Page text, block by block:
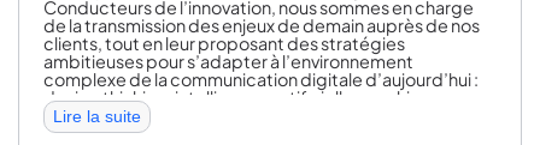
Conducteurs de l’innovation, nous sommes en charge
de la transmission des enjeux de demain auprès de nos
clients, tout en leur proposant des stratégies
ambitieuses pour s’adapter à l’environnement
complexe de la communication digitale d’aujourd’hui :
design thinking, intelligence artificielle, machine
learning, bots, réalité virtuelle, blockchain… Grâce à
notre expertise et à ces stratégies disruptives, nous
Lire la suite